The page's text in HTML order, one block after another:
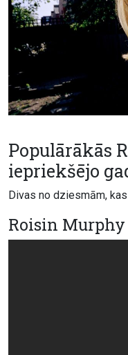
Populārākās
iepriekšējo
Divas no dziesmām,
Roisin